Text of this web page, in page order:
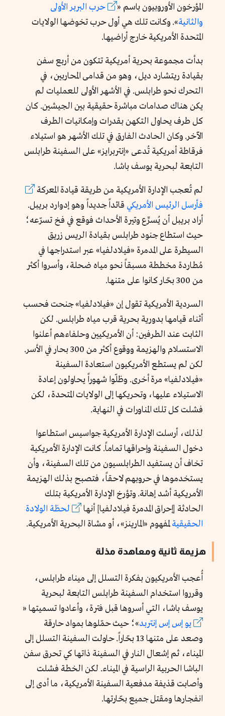
المؤرخون الأوروبيون باسم «
حرب البربر الأولى
والثانية». وكانت تلك هي أول حرب تخوضها الولايات
المتحدة الأمريكية خارج أراضيها.
بدأت مجموعة بحرية أمريكية تتكون من أربع سفن
بقيادة ريتشارد ديل، وهو من قدامى المحاربين، في
التحرك نحو طرابلس. في الأشهر الأولى للعمليات لم
يكن هناك صدامات مباشرة حقيقية بين الجيشين. كان
كل طرف يحاول التكهن بقدرات وإمكانيات الطرف
الآخر. وكان الحادث الفارق في تلك الأشهر هو استيلاء
فرقاطة أمريكية تُدعى «إنتربرايز» على السفينة طرابلس
التابعة لبحرية يوسف باشا.
لم تُعجب الإدارة الأمريكية من طريقة قيادة المعركة
فأرسل الرئيس الأمريكي قائداً جديداً وهو إدوارد بريبل.
أراد بريبل أن يُسرِّع وتيرة الأحداث فوقع في فخ تسرّعه؛
حيث استطاع جنود طرابلس بقيادة الريس زريق
السيطرة على المدمرة «فيلادلفيا» عبر استدراجها في
مُطاردة مخططة مسبقاً نحو مياه ضحلة، وأسروا أكثر
من 300 بحّار كانوا على متنها.
السردية الأمريكية تقول إن «فيلادلفيا» جنحت فحسب
أثناء قيامها بدورية بحرية قرب مياه طرابلس. لكن
الثابت عند الطرفين: أن الأمريكيين وحلفاءهم أعلنوا
الاستسلام والهزيمة ووقوع أكثر من 300 بحار في الأسر.
لكن لم يستطع الأمريكيون استعادة السفينة
«فيلادلفيا» مرة أخرى. وظلّوا شهوراً يحاولون إعادة
الاستيلاء عليها، وتحريكها إلى الولايات المتحدة، لكن
فشلت كل تلك المناورات في النهاية.
لذلك، أرسلت الإدارة الأمريكية جواسيس استطاعوا
دخول السفينة وإحراقها تماماً. كانت الإدارة الأمريكية
تخاف أن يستفيد الطرابلسيون من تلك السفينة، وأن
يستخدموها في حروبهم لاحقاً، فتصبح بذلك الهزيمة
الأمريكية أشد إهانة. وتؤرخ الإدارة الأمريكية بتلك
الحادثة [إحراق المدمرة فيلادلفيا] أنها
لحظة الولادة
الحقيقيةلمفهوم «المارينز»، أو مشاة البحرية الأمريكية.
هزيمة ثانية ومعاهدة مذلة
أُعجب الأمريكيون بفكرة التسلل إلى ميناء طرابلس،
وقرروا استخدام السفينة طرابلس التابعة لبحرية
يوسف باشا، التي أسروها قبل فترة، وأعادوا تسميتها «
يو إس إس إنتربد»؛ حيث حمّلوها بمواد حارقة
وصعد على متنها 13 بحّاراً. حاولت السفينة التسلل إلى
الميناء، ثم إشعال النار في السفينة ذاتها كي تحرق سفن
الباشا الحربية الراسية في الميناء. لكن الخطة فشلت
وأصابت قذيفة مدفعية السفينة الأمريكية، ما أدى إلى
انفجارها ومقتل جميع بحّارتها.